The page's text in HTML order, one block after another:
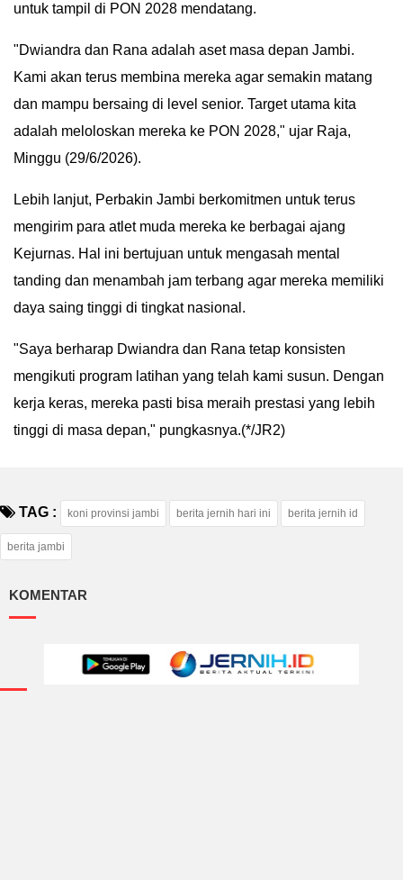
untuk tampil di PON 2028 mendatang.
​"Dwiandra dan Rana adalah aset masa depan Jambi.
Kami akan terus membina mereka agar semakin matang
dan mampu bersaing di level senior. Target utama kita
adalah meloloskan mereka ke PON 2028," ujar Raja,
Minggu (29/6/2026).
​Lebih lanjut, Perbakin Jambi berkomitmen untuk terus
mengirim para atlet muda mereka ke berbagai ajang
Kejurnas. Hal ini bertujuan untuk mengasah mental
tanding dan menambah jam terbang agar mereka memiliki
daya saing tinggi di tingkat nasional.
​"Saya berharap Dwiandra dan Rana tetap konsisten
mengikuti program latihan yang telah kami susun. Dengan
kerja keras, mereka pasti bisa meraih prestasi yang lebih
tinggi di masa depan," pungkasnya.(*/JR2)
TAG : koni provinsi jambi berita jernih hari ini berita jernih id
berita jambi
KOMENTAR